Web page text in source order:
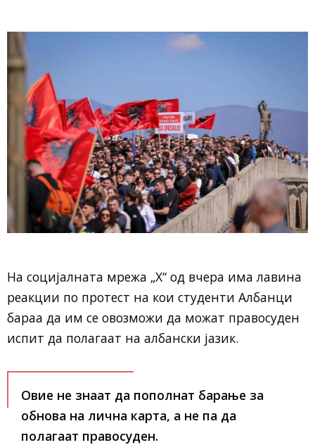
На социјалната мрежа „Х“ од вчера има лавина
реакции по протест на кои студенти Албанци
бараа да им се овозможи да можат правосуден
испит да полагаат на албански јазик.
Овие не знаат да пополнат барање за
обнова на лична карта, а не па да
полагаат правосуден.